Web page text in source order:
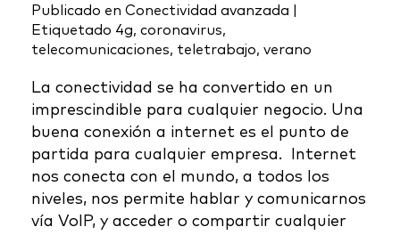
Publicado en Conectividad avanzada
Etiquetado 4g, coronavirus,
telecomunicaciones, teletrabajo, verano
La conectividad se ha convertido en un
imprescindible para cualquier negocio. Una
buena conexión a internet es el punto de
partida para cualquier empresa. Internet
nos conecta con el mundo, a todos los
niveles, nos permite hablar y comunicarnos
vía VoIP, y acceder o compartir cualquier